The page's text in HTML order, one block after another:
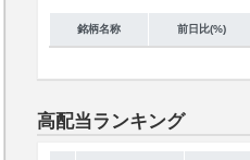
銘柄名称 前日比(%)
高配当ランキング